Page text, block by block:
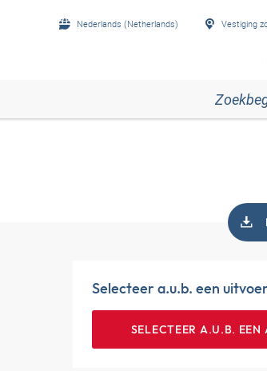
Nederlands (Netherlands) Vestiging
Selecteer a.u.b. een
SELECTEER A.U.B. EEN